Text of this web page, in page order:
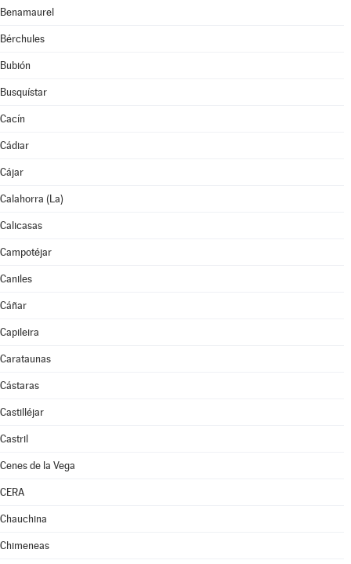
Benamaurel
Bérchules
Bubión
Busquístar
Cacín
Cádiar
Cájar
Calahorra (La)
Calicasas
Campotéjar
Caniles
Cáñar
Capileira
Carataunas
Cástaras
Castilléjar
Castril
Cenes de la Vega
CERA
Chauchina
Chimeneas